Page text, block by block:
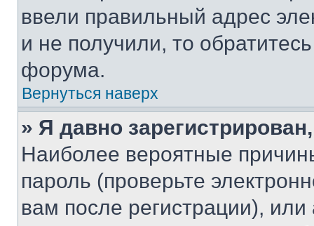
ввели правильный адрес
и не получили, то
форума.
Вернуться наверх
» Я давно
Наиболее вероятные
пароль (проверьте
вам после регистрации),